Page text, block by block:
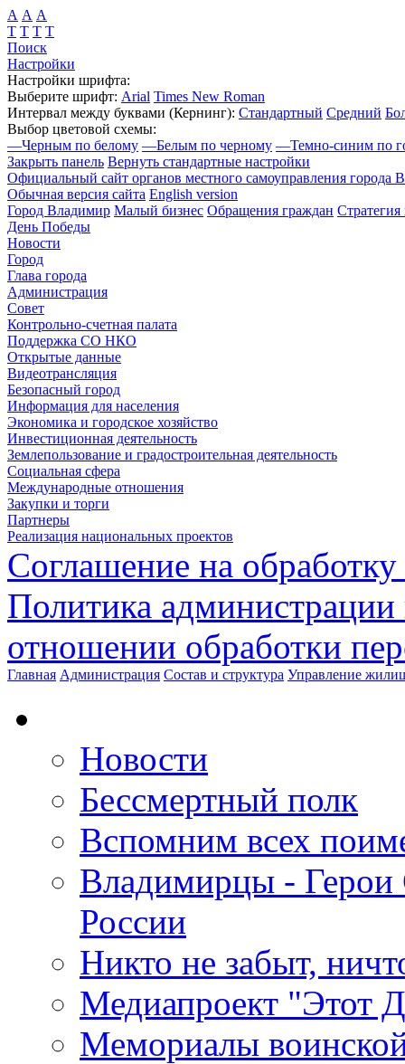
А А А
Т Т Т Т
Поиск
Настройки
Настройки шрифта:
Выберите шрифт: Arial Times New Roman
Интервал между буквами (Кернинг): Стандартный Средний
Выбор цветовой схемы:
—Черным по белому —Белым по черному —Темно-синим по
Закрыть панель Вернуть стандартные настройки
Официальный сайт органов местного самоуправления города
Обычная версия сайта English version
Город Владимир Малый бизнес Обращения граждан Стратегия
День Победы
Новости
Город
Глава города
Администрация
Совет
Контрольно-счетная палата
Поддержка СО НКО
Открытые данные
Видеотрансляция
Безопасный город
Информация для населения
Экономика и городское хозяйство
Инвестиционная деятельность
Землепользование и градостроительная деятельность
Социальная сфера
Международные отношения
Закупки и торги
Партнеры
Реализация национальных проектов
Соглашение на
Политика
отношении обработки
Главная Администрация Состав и структура Управление
Новости
Бессмертный полк
Вспомним всех
Владимирцы - Герои
России
Никто не забыт,
Медиапроект "Этот
Мемориалы